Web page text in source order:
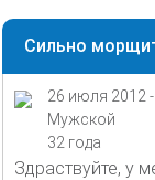
Сильно
26 июля 2012
Мужской
32 года
Здраствуйте, у